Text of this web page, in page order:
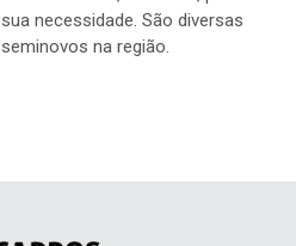
necessidade. São diversas
na região.